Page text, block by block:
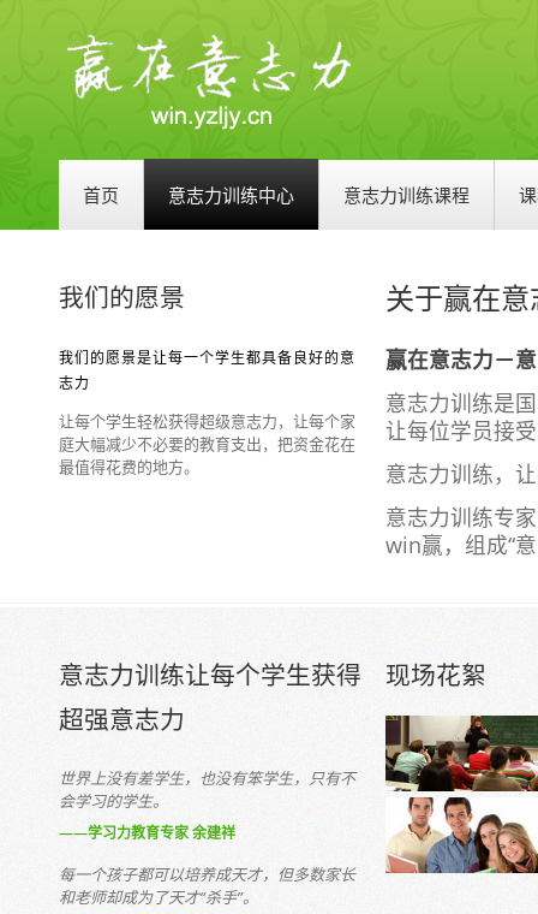
首页 意志力训练中心 意志力训练课程
我们的愿景
我们的愿景是让每一个学生都具备良好的意
志力
让每个学生轻松获得超级意志力，让每个家
庭大幅减少不必要的教育支出，把资金花在
最值得花费的地方。
关于赢在
赢在意志力－
意志力训练是
让每位学员接
意志力训练，
意志力训练专
win赢，组成“
意志力训练让每个学生获得
超强意志力
世界上没有差学生，也没有笨学生，只有不
会学习的学生。
——学习力教育专家 余建祥
每一个孩子都可以培养成天才，但多数家长
和老师却成为了天才“杀手”。
现场花絮